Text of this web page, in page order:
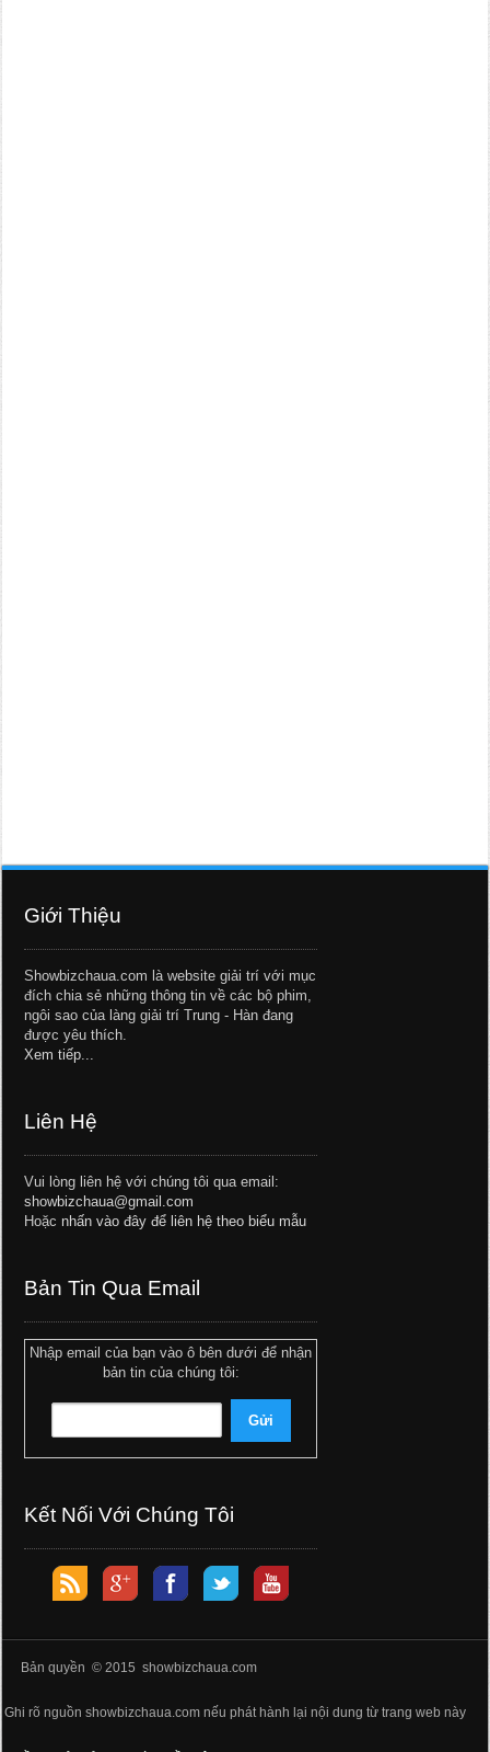
Giới Thiệu
Showbizchaua.com là website giải trí với mục
đích chia sẻ những thông tin về các bộ phim,
ngôi sao của làng giải trí Trung - Hàn đang
được yêu thích.
Xem tiếp...
Liên Hệ
Vui lòng liên hệ với chúng tôi qua email:
showbizchaua@gmail.com
Hoặc nhấn vào đây để liên hệ theo biểu mẫu
Bản Tin Qua Email
Nhập email của bạn vào ô bên dưới để nhận
bản tin của chúng tôi:
Kết Nối Với Chúng Tôi
Bản quyền © 2015 showbizchaua.com
Ghi rõ nguồn showbizchaua.com nếu phát hành lại nội dung từ trang web này